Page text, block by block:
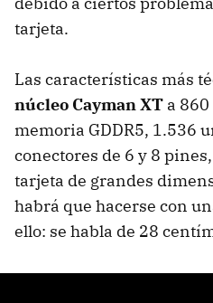
tarjeta.
Las características más
núcleo Cayman XT a 860
memoria GDDR5, 1.536
conectores de 6 y 8
tarjeta de grandes
habrá que hacerse con
ello: se habla de 28